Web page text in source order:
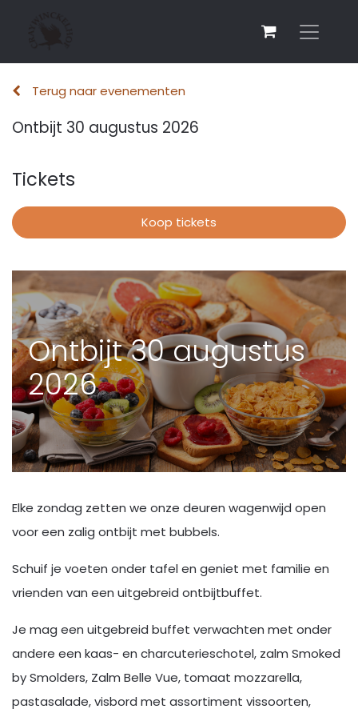
Terug naar evenementen
Ontbijt 30 augustus 2026
Tickets
Koop tickets
Ontbijt 30 augustus
2026
Elke zondag zetten we onze deuren wagenwijd open
voor een zalig ontbijt met bubbels.
Schuif je voeten onder tafel en geniet met familie en
vrienden van een uitgebreid ontbijtbuffet.
Je mag een uitgebreid buffet verwachten met onder
andere een kaas- en charcuterieschotel, zalm Smoked
by Smolders, Zalm Belle Vue, tomaat mozzarella,
pastasalade, visbord met assortiment vissoorten,